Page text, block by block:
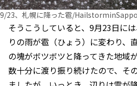
9/23、札幌に降った雹/
そうこうしていると、9月23日に
りの雨が雹（ひょう）に変わり、
の塊がボツボツと降ってきた地域
数十分に渡り振り続けたので、そ